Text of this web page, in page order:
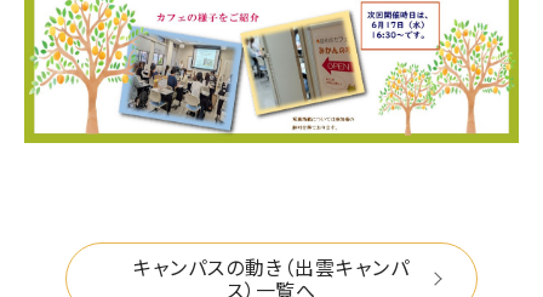
キャンパスの動き（出雲キャンパ
ス）一覧へ